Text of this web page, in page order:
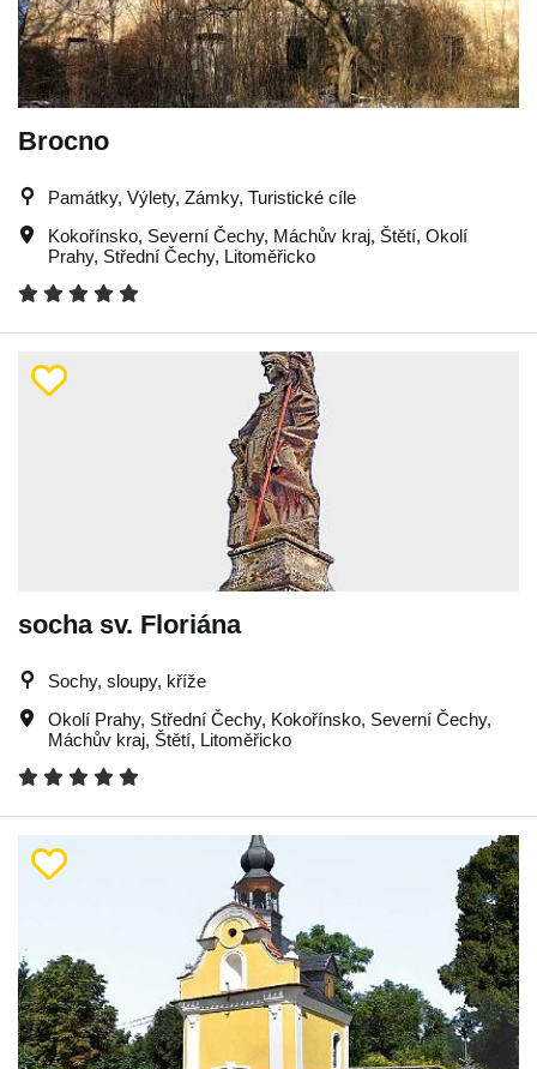
Brocno
Památky, Výlety, Zámky, Turistické cíle
Kokořínsko, Severní Čechy, Máchův kraj, Štětí, Okolí
Prahy, Střední Čechy, Litoměřicko
socha sv. Floriána
Sochy, sloupy, kříže
Okolí Prahy, Střední Čechy, Kokořínsko, Severní Čechy,
Máchův kraj, Štětí, Litoměřicko